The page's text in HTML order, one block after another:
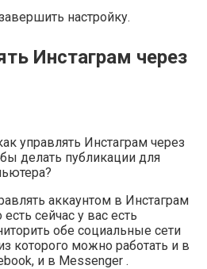
настройку.
Инстаграм через
управлять Инстаграм через
делать публикации для
аккаунтом в Инстаграм
сейчас у вас есть
обе социальные сети
которого можно работать и в
и в Messenger .